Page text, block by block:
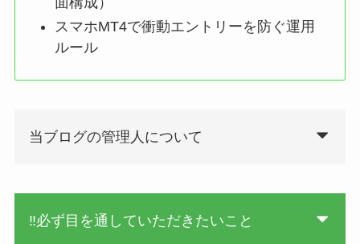
スマホMT4で衝動エントリーを防ぐ運用
ルール
当ブログの管理人について
‼必ず目を通していただきたいこと